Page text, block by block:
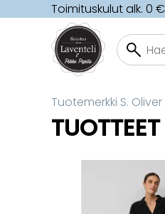
Toimituskulut alk. 0
Tuotemerkki S. Oliver
TUOTTEET